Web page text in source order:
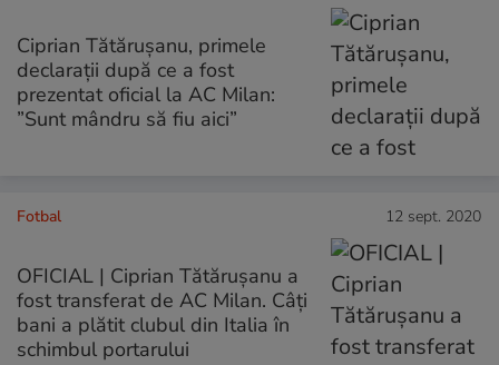
Ciprian Tătărușanu, primele
declarații după ce a fost
prezentat oficial la AC Milan:
”Sunt mândru să fiu aici”
Fotbal 12 sept. 2020
OFICIAL | Ciprian Tătărușanu a
fost transferat de AC Milan. Câți
bani a plătit clubul din Italia în
schimbul portarului